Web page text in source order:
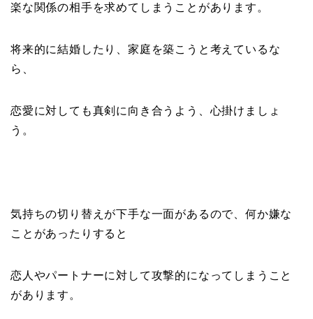
楽な関係の相手を求めてしまうことがあります。
将来的に結婚したり、家庭を築こうと考えているな
ら、
恋愛に対しても真剣に向き合うよう、心掛けましょ
う。
気持ちの切り替えが下手な一面があるので、何か嫌な
ことがあったりすると
恋人やパートナーに対して攻撃的になってしまうこと
があります。